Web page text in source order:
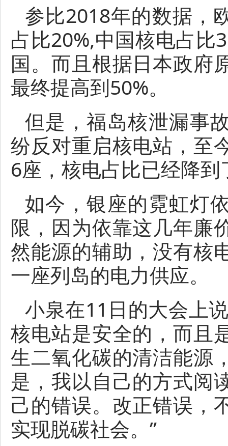
参比2018年的数据，
占比20%,中国核电占比
国。而且根据日本政府
最终提高到50%。
但是，福岛核泄漏事
纷反对重启核电站，至
6座，核电占比已经降到
如今，银座的霓虹灯
限，因为依靠这几年廉
然能源的辅助，没有核
一座列岛的电力供应。
小泉在11日的大会上
核电站是安全的，而且
生二氧化碳的清洁能源
是，我以自己的方式阅
己的错误。改正错误，
实现脱碳社会。”